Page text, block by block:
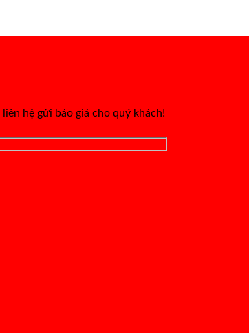
hệ gửi báo giá cho quý khách!